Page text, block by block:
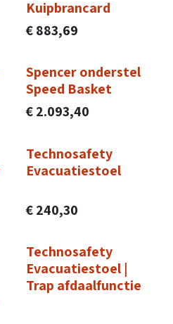
Kuipbrancard
€883,69
Spencer onderstel
Speed Basket
€2.093,40
Technosafety
Evacuatiestoel
€240,30
Technosafety
Evacuatiestoel |
Trap afdaalfunctie